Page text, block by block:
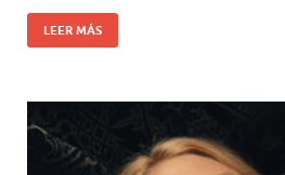
LEER MÁS